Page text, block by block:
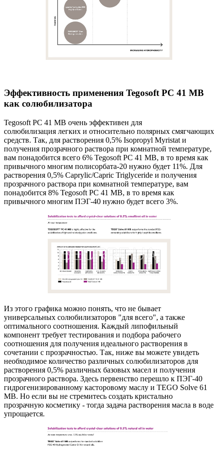
Эффективность применения Tegosoft PC 41 MB
как солюбилизатора
Tegosoft PC 41 MB очень эффективен для
солюбилизация легких и относительно полярных смягчающих
средств. Так, для растворения 0,5% Isopropyl Myristat и
получения прозрачного раствора при комнатной температуре,
вам понадобится всего 6% Tegosoft PC 41 MB, в то время как
привычного многим полисорбата-20 нужно будет 11%. Для
растворения 0,5% Caprylic/Capric Triglyceride и получения
прозрачного раствора при комнатной температуре, вам
понадобится 8% Tegosoft PC 41 MB, в то время как
привычного многим ПЭГ-40 нужно будет всего 3%.
Из этого графика можно понять, что не бывает
универсальных солюбилизаторов "для всего", а также
оптимального соотношения. Каждый липофильный
компонент требует тестирования и подбора рабочего
соотношения для получения идеального растворения в
сочетании с прозрачностью. Так, ниже вы можете увидеть
необходимое количество различных солюбилизаторов для
растворения 0,5% различных базовых масел и получения
прозрачного раствора. Здесь первенство перешло к ПЭГ-40
гидрогенизированному касторовому маслу и TEGO Solve 61
MB. Но если вы не стремитесь создать кристально
прозрачную косметику - тогда задача растворения масла в воде
упрощается.